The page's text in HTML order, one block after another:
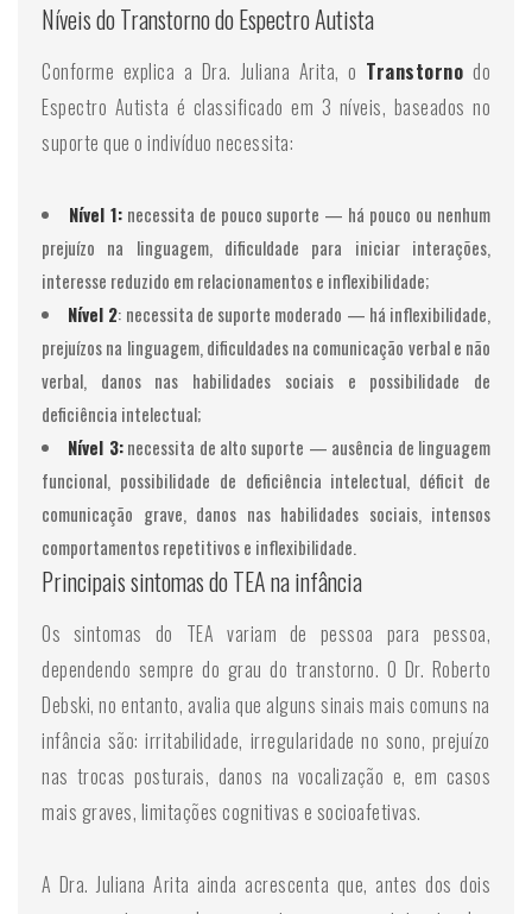
Níveis do Transtorno do Espectro Autista
Conforme explica a Dra. Juliana Arita, o Transtorno do
Espectro Autista é classificado em 3 níveis, baseados no
suporte que o indivíduo necessita:
Nível 1:necessita de pouco suporte — há pouco ou nenhum
prejuízo na linguagem, dificuldade para iniciar interações,
interesse reduzido em relacionamentos e inflexibilidade;
Nível 2: necessita de suporte moderado — há inflexibilidade,
prejuízos na linguagem, dificuldades na comunicação verbal e não
verbal, danos nas habilidades sociais e possibilidade de
deficiência intelectual;
Nível 3:necessita de alto suporte — ausência de linguagem
funcional, possibilidade de deficiência intelectual, déficit de
comunicação grave, danos nas habilidades sociais, intensos
comportamentos repetitivos e inflexibilidade.
Principais sintomas do TEA na infância
Os sintomas do TEA variam de pessoa para pessoa,
dependendo sempre do grau do transtorno. O Dr. Roberto
Debski, no entanto, avalia que alguns sinais mais comuns na
infância são: irritabilidade, irregularidade no sono, prejuízo
nas trocas posturais, danos na vocalização e, em casos
mais graves, limitações cognitivas e socioafetivas.
A Dra. Juliana Arita ainda acrescenta que, antes dos dois